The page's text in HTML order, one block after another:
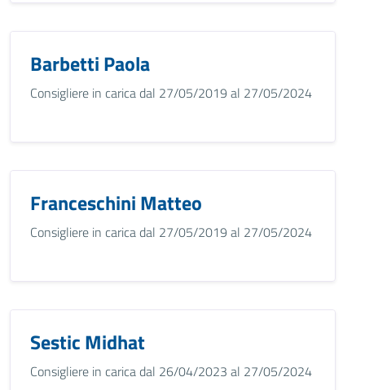
Barbetti Paola
Consigliere in carica dal 27/05/2019 al 27/05/2024
Franceschini Matteo
Consigliere in carica dal 27/05/2019 al 27/05/2024
Sestic Midhat
Consigliere in carica dal 26/04/2023 al 27/05/2024